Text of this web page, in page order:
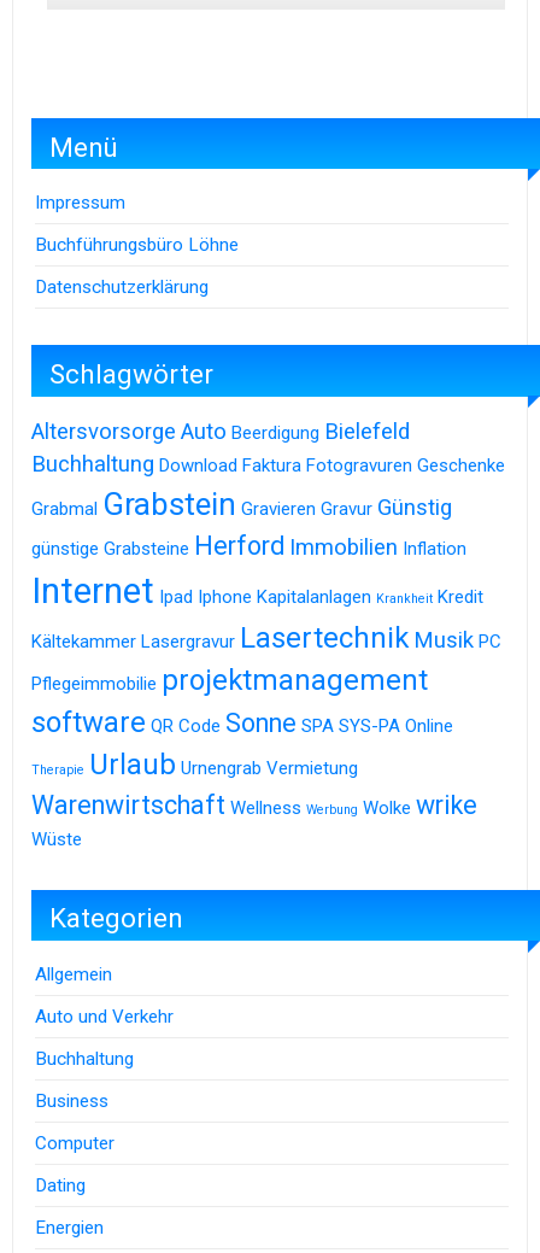
Menü
Impressum
Buchführungsbüro Löhne
Datenschutzerklärung
Schlagwörter
Altersvorsorge Auto Beerdigung Bielefeld
Buchhaltung Download Faktura Fotogravuren Geschenke
Grabmal Grabstein Gravieren Gravur Günstig
günstige Grabsteine Herford Immobilien Inflation
Internet Ipad Iphone Kapitalanlagen Krankheit Kredit
Kältekammer Lasergravur Lasertechnik Musik PC
Pflegeimmobilie projektmanagement
software QR Code Sonne SPA SYS-PA Online
Therapie Urlaub Urnengrab Vermietung
Warenwirtschaft Wellness Werbung Wolke wrike
Wüste
Kategorien
Allgemein
Auto und Verkehr
Buchhaltung
Business
Computer
Dating
Energien